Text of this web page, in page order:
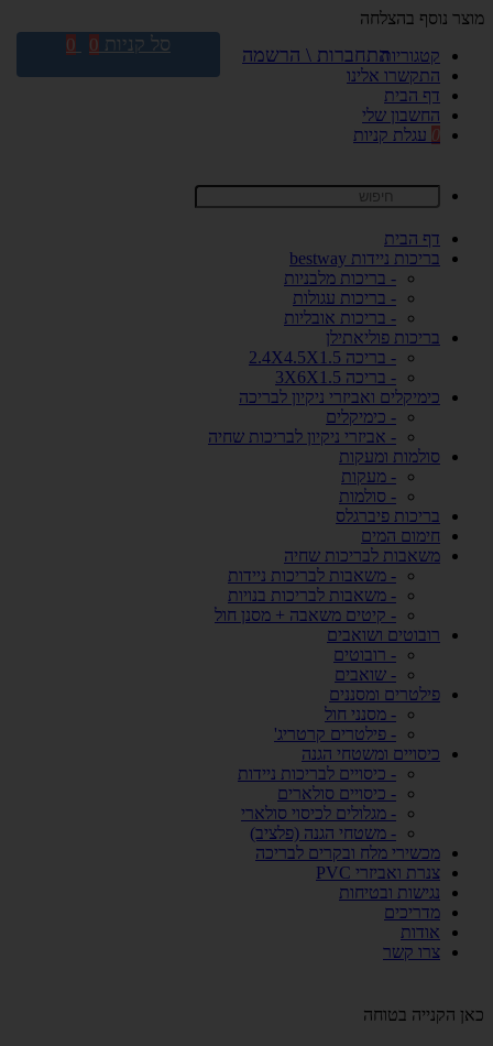
מוצר נוסף בהצלחה
קטגוריות
התקשרו אלינו
דף הבית
החשבון שלי
0 עגלת קניות
דף הבית
בריכות ניידות bestway
- בריכות מלבניות
- בריכות עגולות
- בריכות אובליות
בריכות פוליאתילן
- בריכה 2.4X4.5X1.5
- בריכה 3X6X1.5
כימיקלים ואביזרי ניקיון לבריכה
- כימיקלים
- אביזרי ניקיון לבריכות שחיה
סולמות ומעקות
- מעקות
- סולמות
בריכות פיברגלס
חימום המים
משאבות לבריכות שחיה
- משאבות לבריכות ניידות
- משאבות לבריכות בנויות
- קיטים משאבה + מסנן חול
רובוטים ושואבים
- רובוטים
- שואבים
פילטרים ומסננים
- מסנני חול
- פילטרים קרטריג'
כיסויים ומשטחי הגנה
- כיסויים לבריכות ניידות
- כיסויים סולארים
- מגלולים לכיסוי סולארי
- משטחי הגנה (פלציב)
מכשירי מלח ובקרים לבריכה
צנרת ואביזרי PVC
נגישות ובטיחות
מדריכים
אודות
צרו קשר
כאן הקנייה בטוחה
התחברות \ הרשמה סל קניות 0
0